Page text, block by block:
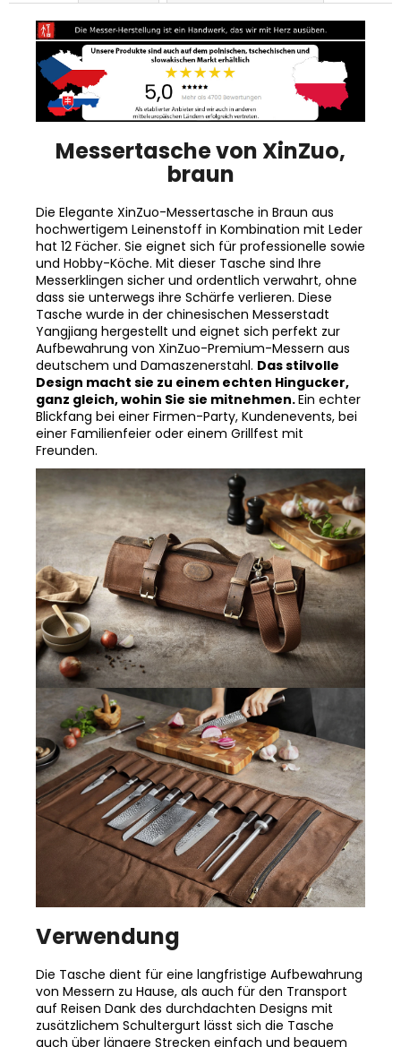
Messertasche von XinZuo,
braun
Die Elegante XinZuo-Messertasche in Braun aus
hochwertigem Leinenstoff in Kombination mit Leder
hat 12 Fächer. Sie eignet sich für professionelle sowie
und Hobby-Köche. Mit dieser Tasche sind Ihre
Messerklingen sicher und ordentlich verwahrt, ohne
dass sie unterwegs ihre Schärfe verlieren. Diese
Tasche wurde in der chinesischen Messerstadt
Yangjiang hergestellt und eignet sich perfekt zur
Aufbewahrung von XinZuo-Premium-Messern aus
deutschem und Damaszenerstahl. Das stilvolle
Design macht sie zu einem echten Hingucker,
ganz gleich, wohin Sie sie mitnehmen.Ein echter
Blickfang bei einer Firmen-Party, Kundenevents, bei
einer Familienfeier oder einem Grillfest mit
Freunden.
Verwendung
Die Tasche dient für eine langfristige Aufbewahrung
von Messern zu Hause, als auch für den Transport
auf Reisen Dank des durchdachten Designs mit
zusätzlichem Schultergurt lässt sich die Tasche
auch über längere Strecken einfach und bequem